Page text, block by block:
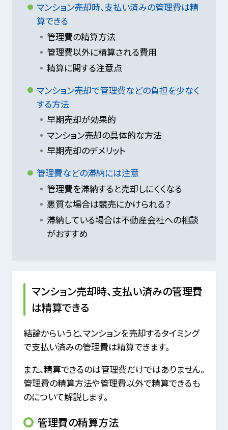
マンション売却時、支払い済みの管理費は精
算できる
管理費の精算方法
管理費以外に精算される費用
精算に関する注意点
マンション売却で管理費などの負担を少なく
する方法
早期売却が効果的
マンション売却の具体的な方法
早期売却のデメリット
管理費などの滞納には注意
管理費を滞納すると売却しにくくなる
悪質な場合は競売にかけられる？
滞納している場合は不動産会社への相談
がおすすめ
マンション売却時、支払い済みの管理費
は精算できる
結論からいうと、マンションを売却するタイミング
で支払い済みの管理費は精算できます。
また、精算できるのは管理費だけではありません。
管理費の精算方法や管理費以外で精算できるも
のについて解説します。
管理費の精算方法